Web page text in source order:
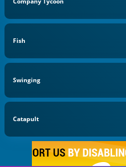
Fish
Swinging
Catapult